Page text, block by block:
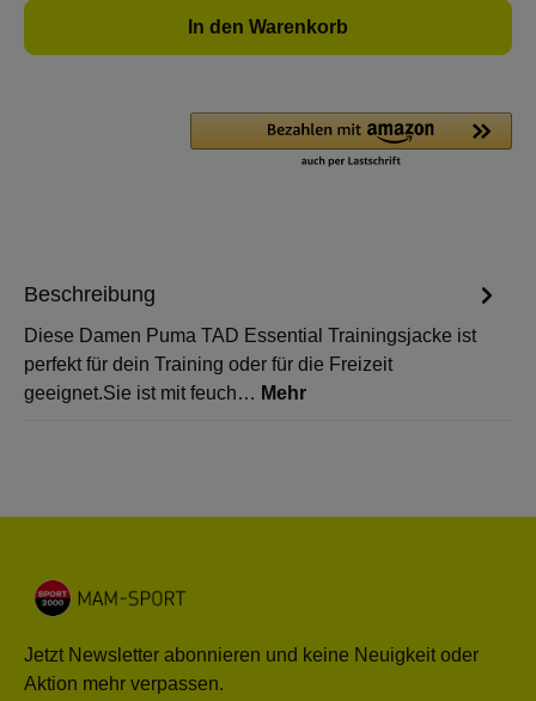
In den Warenkorb
Beschreibung
Diese Damen Puma TAD Essential Trainingsjacke ist
perfekt für dein Training oder für die Freizeit
geeignet.Sie ist mit feuch… Mehr
Jetzt Newsletter abonnieren und keine Neuigkeit oder
Aktion mehr verpassen.